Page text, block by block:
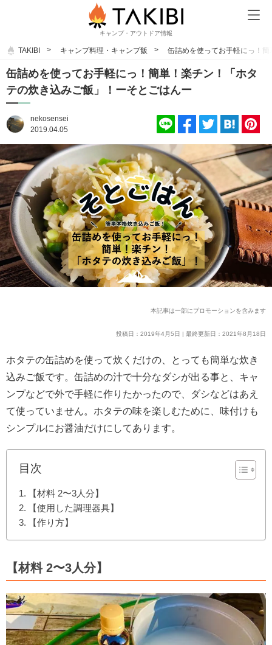
キャンプ・アウトドア情報
TAKIBI キャンプ料理・キャンプ飯 缶詰めを使ってお手軽にっ！
缶詰めを使ってお手軽にっ！簡単！楽チン！「ホタ
テの炊き込みご飯」！ーそとごはんー
nekosensei
2019.04.05
本記事は一部にプロモーションを含みます
投稿日：2019年4月5日 | 最終更新日：2021年8月18日
ホタテの缶詰めを使って炊くだけの、とっても簡単な炊き
込みご飯です。缶詰めの汁で十分なダシが出る事と、キャ
ンプなどで外で手軽に作りたかったので、ダシなどはあえ
て使っていません。ホタテの味を楽しむために、味付けも
シンプルにお醤油だけにしてあります。
目次
【材料 2〜3人分】
【使用した調理器具】
【作り方】
【材料 2〜3人分】